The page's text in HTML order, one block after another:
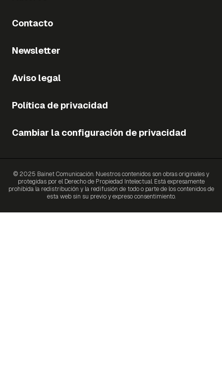
Contacto
Newsletter
Aviso legal
Política de privacidad
Cambiar la configuración de privacidad
© 2025 Bainet Comunicación. Nuestros contenidos son obras originales y
protegidas por el Derecho de Propiedad Intelectual. Está expresamente
prohibida la redistribución y la redifusión de todo o parte de los contenidos de
esta web sin su previo y expreso consentimiento.